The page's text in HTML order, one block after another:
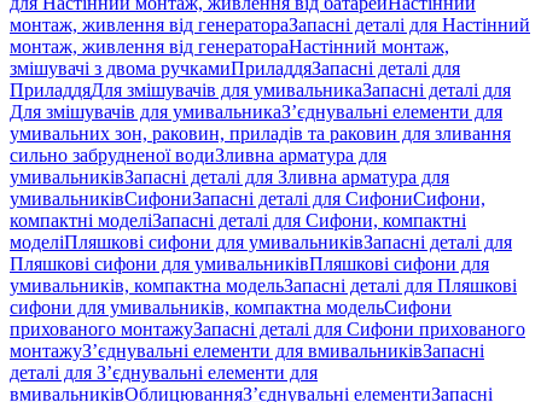
монтаж, живлення від генератораЗапасні деталі для Настінний
монтаж, живлення від генератораНастінний монтаж,
змішувачі з двома ручкамиПриладдяЗапасні деталі для
ПриладдяДля змішувачів для умивальникаЗапасні деталі для
Для змішувачів для умивальникаЗ’єднувальні елементи для
умивальних зон, раковин, приладів та раковин для зливання
сильно забрудненої водиЗливна арматура для
умивальниківЗапасні деталі для Зливна арматура для
умивальниківСифониЗапасні деталі для СифониСифони,
компактні моделіЗапасні деталі для Сифони, компактні
моделіПляшкові сифони для умивальниківЗапасні деталі для
Пляшкові сифони для умивальниківПляшкові сифони для
умивальників, компактна модельЗапасні деталі для Пляшкові
сифони для умивальників, компактна модельСифони
прихованого монтажуЗапасні деталі для Сифони прихованого
монтажуЗ’єднувальні елементи для вмивальниківЗапасні
деталі для З’єднувальні елементи для
вмивальниківОблицюванняЗ’єднувальні елементиЗапасні